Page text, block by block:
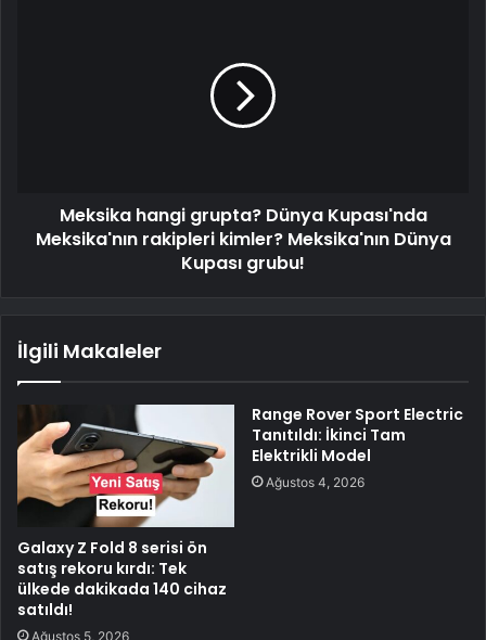
Meksika hangi grupta? Dünya Kupası'nda
Meksika'nın rakipleri kimler? Meksika'nın Dünya
Kupası grubu!
İlgili Makaleler
Galaxy Z Fold 8 serisi ön
satış rekoru kırdı: Tek
ülkede dakikada 140 cihaz
satıldı!
Ağustos 5, 2026
Range Rover Sport Electric
Tanıtıldı: İkinci Tam
Elektrikli Model
Ağustos 4, 2026